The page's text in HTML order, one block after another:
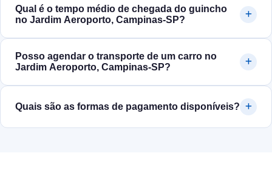
Qual é o tempo médio de chegada do guincho
no Jardim Aeroporto, Campinas‑SP?
Posso agendar o transporte de um carro no
Jardim Aeroporto, Campinas‑SP?
Quais são as formas de pagamento disponíveis?